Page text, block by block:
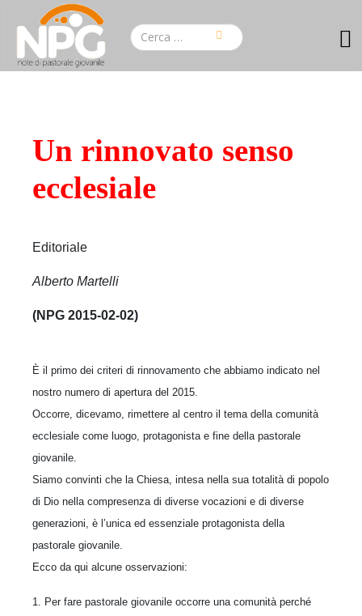
Un rinnovato senso
ecclesiale
Editoriale
Alberto Martelli
(NPG 2015-02-02)
È il primo dei criteri di rinnovamento che abbiamo indicato nel
nostro numero di apertura del 2015.
Occorre, dicevamo, rimettere al centro il tema della comunità
ecclesiale come luogo, protagonista e fine della pastorale
giovanile.
Siamo convinti che la Chiesa, intesa nella sua totalità di popolo
di Dio nella compresenza di diverse vocazioni e di diverse
generazioni, è l’unica ed essenziale protagonista della
pastorale giovanile.
Ecco da qui alcune osservazioni:
1. Per fare pastorale giovanile occorre una comunità perché